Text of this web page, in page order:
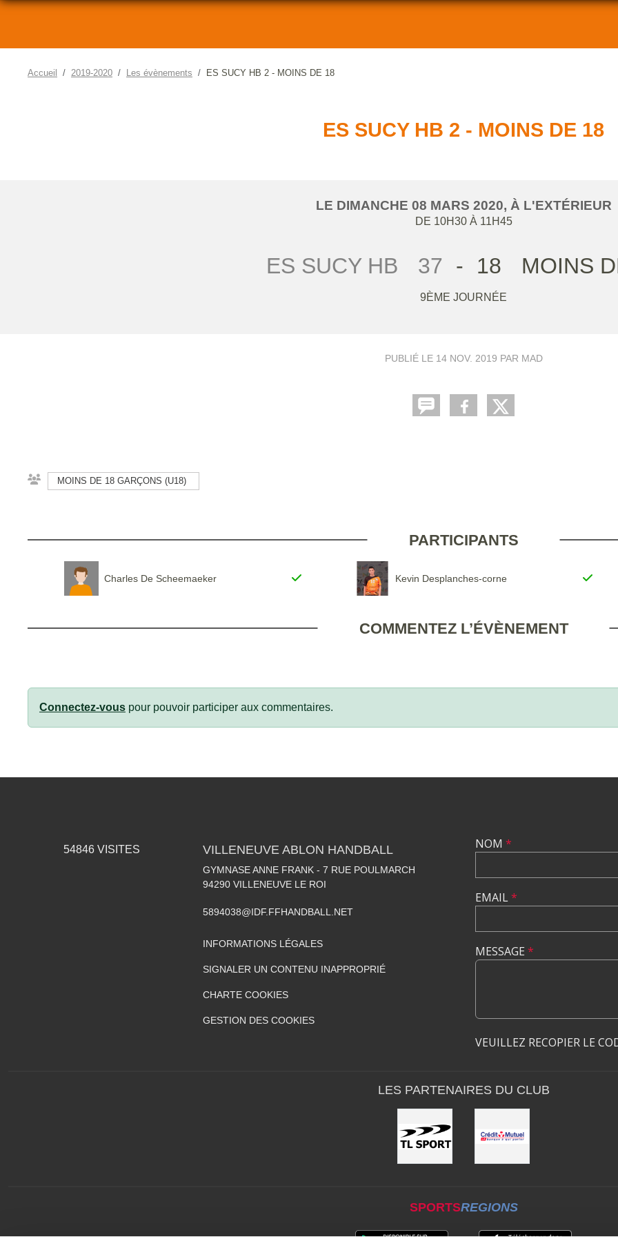
Accueil 2019-2020 Les évènements ES SUCY HB 2 - MOINS DE 18
ES SUCY HB 2 - MOINS DE 18
LE DIMANCHE 08 MARS 2020, À L'EXTÉRIEUR
DE 10H30 À 11H45
ES SUCY HB 37 - 18 MOINS
9ÈME JOURNÉE
PUBLIÉ LE 14 NOV. 2019 PAR MAD
MOINS DE 18 GARÇONS (U18)
PARTICIPANTS
Charles De Scheemaeker Kevin Desplanches-corne
COMMENTEZ L’ÉVÈNEMENT
Connectez-vous pour pouvoir participer aux commentaires.
54846VISITES VILLENEUVE ABLON HANDBALL
GYMNASE ANNE FRANK - 7 RUE POULMARCH
94290 VILLENEUVE LE ROI
5894038@IDF.FFHANDBALL.NET
INFORMATIONS LÉGALES
SIGNALER UN CONTENU INAPPROPRIÉ
CHARTE COOKIES
GESTION DES COOKIES
NOM *
EMAIL*
MESSAGE *
VEUILLEZ RECOPIER LE
LES PARTENAIRES DU CLUB
SPORTSREGIONS